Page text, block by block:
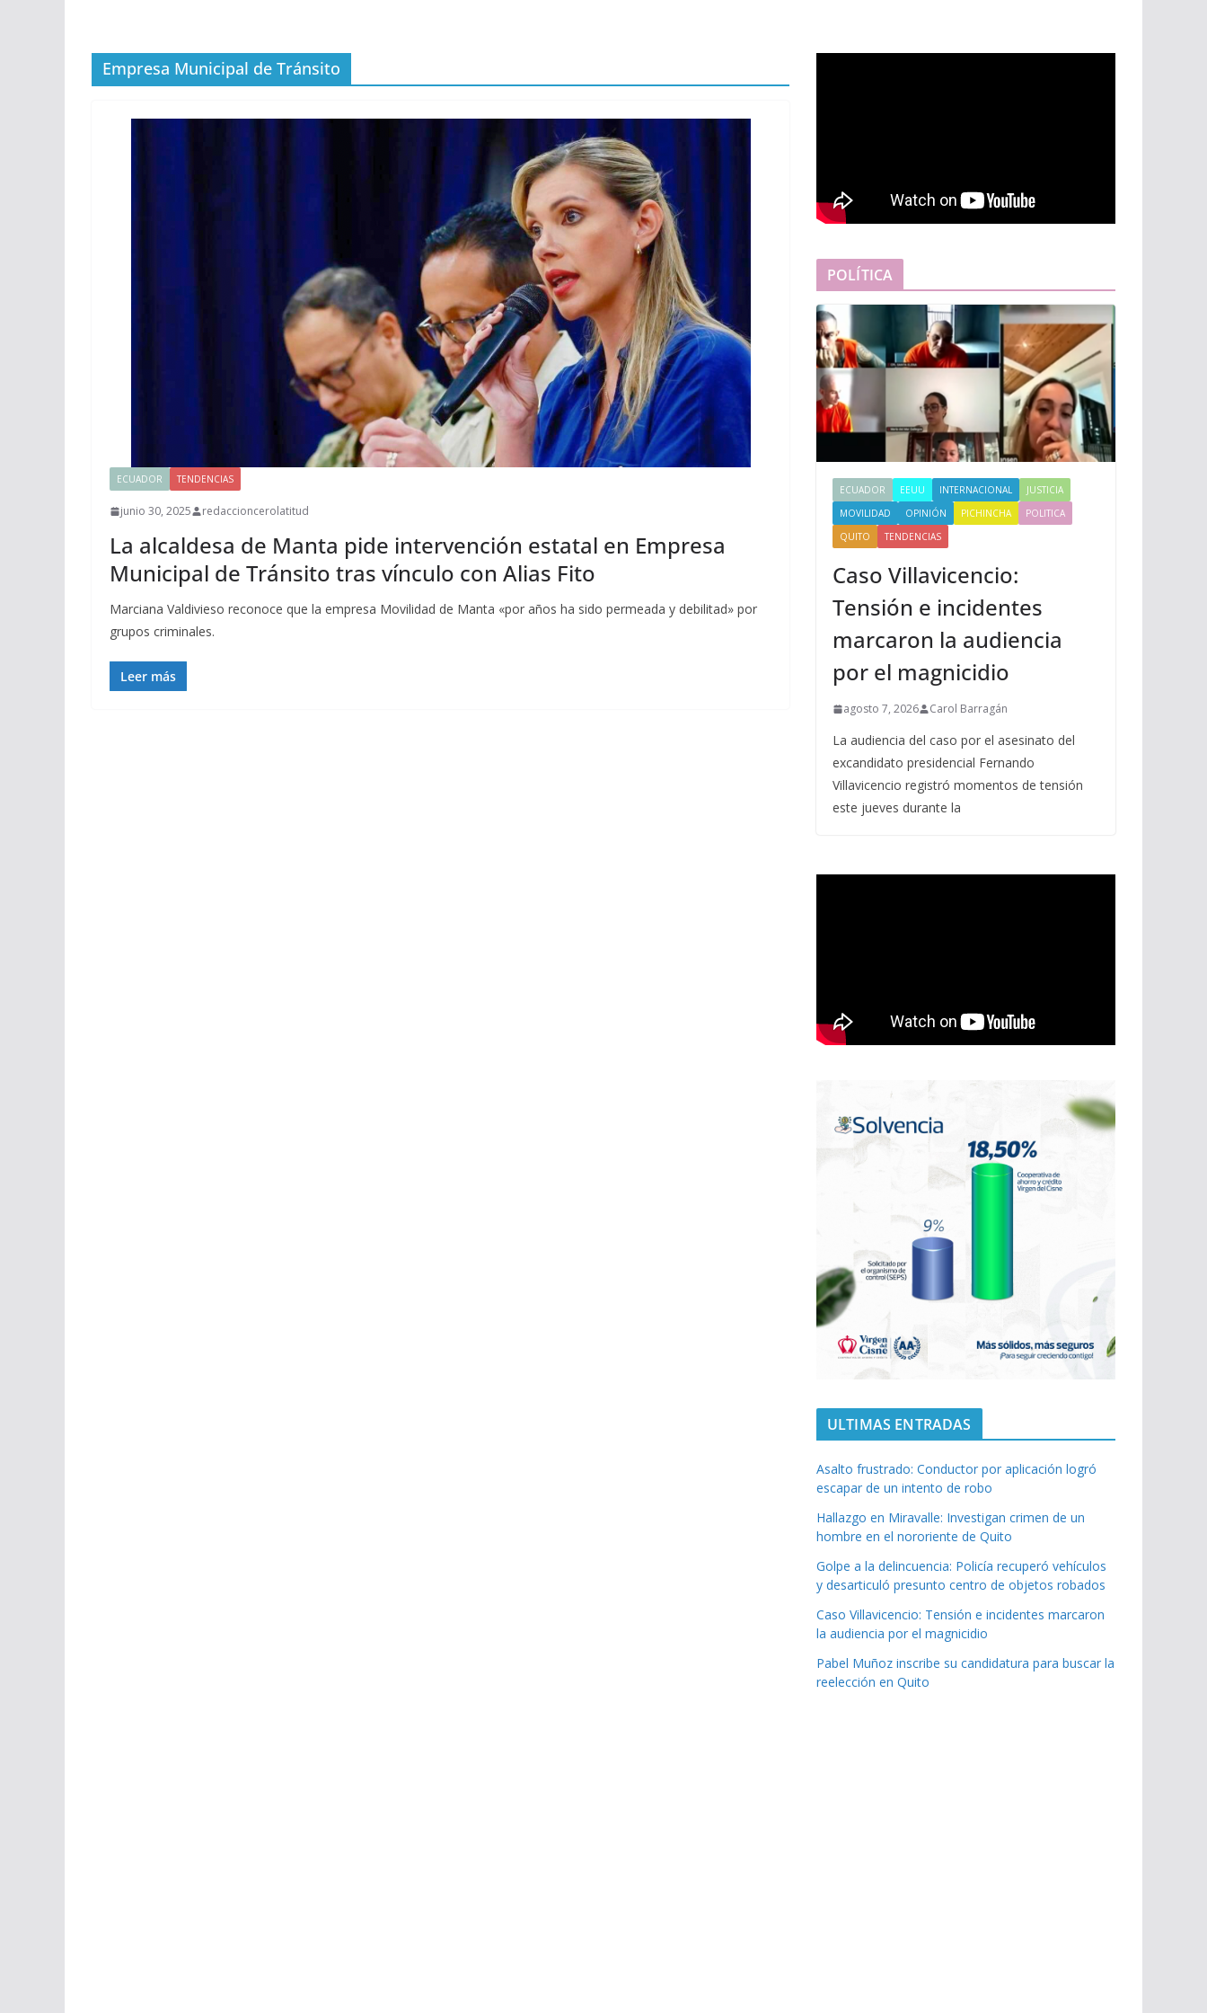
Empresa Municipal de Tránsito
ECUADOR TENDENCIAS
junio 30, 2025 redaccioncerolatitud
La alcaldesa de Manta pide intervención estatal en Empresa
Municipal de Tránsito tras vínculo con Alias Fito
Marciana Valdivieso reconoce que la empresa Movilidad de Manta «por años ha sido permeada y debilitad» por
grupos criminales.
Leer más
POLÍTICA
ECUADOR EEUU INTERNACIONAL
JUSTICIA
MOVILIDAD
OPINIÓN PICHINCHA
POLITICA
QUITO
TENDENCIAS
Caso Villavicencio:
Tensión e incidentes
marcaron la audiencia
por el magnicidio
agosto 7, 2026 Carol Barragán
La audiencia del caso por el asesinato del
excandidato presidencial Fernando
Villavicencio registró momentos de tensión
este jueves durante la
ULTIMAS ENTRADAS
Asalto frustrado: Conductor por aplicación logró
escapar de un intento de robo
Hallazgo en Miravalle: Investigan crimen de un
hombre en el nororiente de Quito
Golpe a la delincuencia: Policía recuperó vehículos
y desarticuló presunto centro de objetos robados
Caso Villavicencio: Tensión e incidentes marcaron
la audiencia por el magnicidio
Pabel Muñoz inscribe su candidatura para buscar la
reelección en Quito